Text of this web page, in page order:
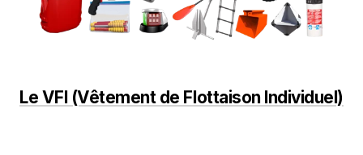
Le VFI (Vêtement de Flottaison Individuel)